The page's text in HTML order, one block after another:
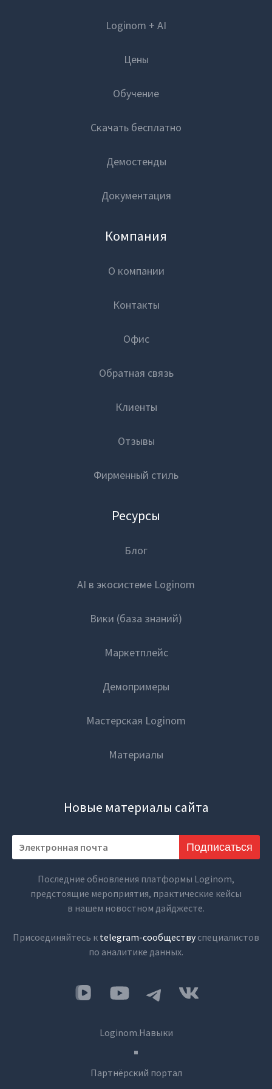
Закрыть
Loginom + AI
Цены
Обучение
Скачать бесплатно
Демостенды
Документация
Компания
О компании
Контакты
Офис
Обратная связь
Клиенты
Отзывы
Фирменный стиль
Ресурсы
Блог
AI в экосистеме Loginom
Вики (база знаний)
Маркетплейс
Демопримеры
Мастерская Loginom
Материалы
Новые материалы сайта
Подписаться
Последние обновления платформы Loginom,
предстоящие мероприятия, практические кейсы
в нашем новостном дайджесте.
Присоединяйтесь к telegram-сообществу специалистов
по аналитике данных.
Loginom.Навыки
Партнёрский портал